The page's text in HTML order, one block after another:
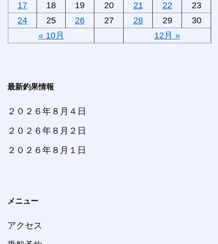
« 10月 12月 »
17
18 19 20 21 22
23
24
25 26 27 28 29 30
最新釣果情報
２０２６年８月４日
２０２６年８月２日
２０２６年８月１日
メニュー
アクセス